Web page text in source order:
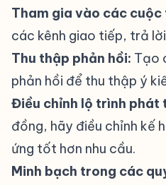
Tham gia vào các cuộc
các kênh giao tiếp, trả
Thu thập phản hồi: Tạo
phản hồi để thu thập ý
Điều chỉnh lộ trình phát
đồng, hãy điều chỉnh kế
ứng tốt hơn nhu cầu.
Minh bạch trong các